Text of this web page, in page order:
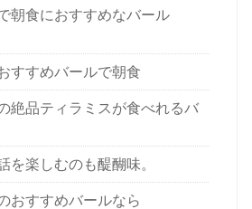
朝食におすすめなバール
すすめバールで朝食
絶品ティラミスが食べれるバ
を楽しむのも醍醐味。
おすすめバールなら